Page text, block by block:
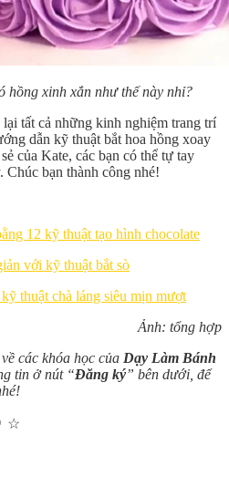
hồng xinh xắn như thế này nhỉ?
tất cả những kinh nghiệm trang trí
dẫn kỹ thuật bắt hoa hồng xoay
của Kate, các bạn có thể tự tay
bạn thành công nhé!
12 kỹ thuật tạo hình chocolate
với kỹ thuật bắt sò
thuật chà láng siêu mịn mượt
Ảnh: tổng hợp
các khóa học của Dạy Làm Bánh
tin ở nút “Đăng ký” bên dưới, để
☆